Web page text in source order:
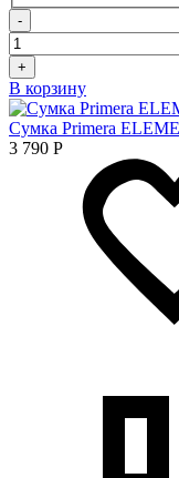
-
+
В корзину
Сумка Primera
3 790 Р